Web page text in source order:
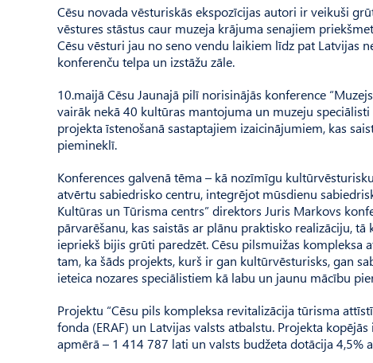
Cēsu novada vēsturiskās ekspozīcijas autori ir veikuši
vēstures stāstus caur muzeja krājuma senajiem
Cēsu vēsturi jau no seno vendu laikiem līdz pat Latvijas
konferenču telpa un izstāžu zāle.
10.maijā Cēsu Jaunajā pilī norisinājās konference
vairāk nekā 40 kultūras mantojuma un muzeju
projekta īstenošanā sastaptajiem izaicinājumiem, kas
piemineklī.
Konferences galvenā tēma – kā nozīmīgu
atvērtu sabiedrisko centru, integrējot mūsdienu
Kultūras un Tūrisma centrs” direktors Juris Markovs
pārvarēšanu, kas saistās ar plānu praktisko realizāciju,
iepriekš bijis grūti paredzēt. Cēsu pilsmuižas kompleksa
tam, ka šāds projekts, kurš ir gan kultūrvēsturisks, gan
ieteica nozares speciālistiem kā labu un jaunu mācību
Projektu “Cēsu pils kompleksa revitalizācija tūrisma
fonda (ERAF) un Latvijas valsts atbalstu. Projekta
apmērā – 1 414 787 lati un valsts budžeta dotācija 4,5%